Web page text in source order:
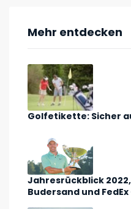
Mehr entdecken
Golfetikette: Sicher
Jahresrückblick
Budersand und FedEx